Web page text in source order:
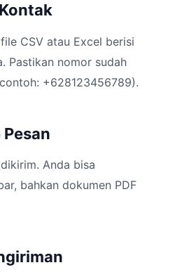
CSV atau Excel berisi
Pastikan nomor sudah
+628123456789).
Anda bisa
bahkan dokumen PDF